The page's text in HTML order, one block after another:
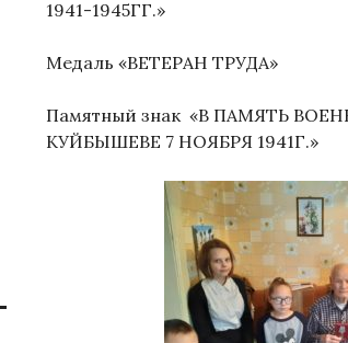
1941-1945ГГ.»
Медаль «ВЕТЕРАН ТРУДА»
Памятный знак «В ПАМЯТЬ
КУЙБЫШЕВЕ 7 НОЯБРЯ 1941Г.»